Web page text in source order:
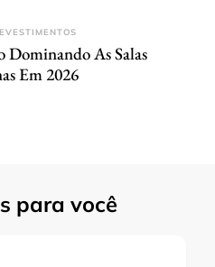
Dominando As Salas
Em 2026
para você